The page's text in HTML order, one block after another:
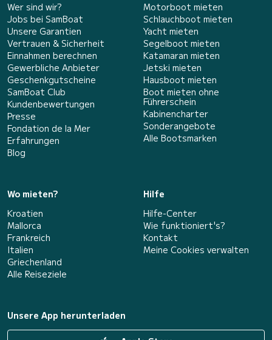
Wer sind wir?
Jobs bei SamBoat
Unsere Garantien
Vertrauen & Sicherheit
Einnahmen berechnen
Gewerbliche Anbieter
Geschenkgutscheine
SamBoat Club
Kundenbewertungen
Presse
Fondation de la Mer
Erfahrungen
Blog
Motorboot mieten
Schlauchboot mieten
Yacht mieten
Segelboot mieten
Katamaran mieten
Jetski mieten
Hausboot mieten
Boot mieten ohne
Führerschein
Kabinencharter
Sonderangebote
Alle Bootsmarken
Wo mieten?
Kroatien
Mallorca
Frankreich
Italien
Griechenland
Alle Reiseziele
Hilfe
Hilfe-Center
Wie funktioniert's?
Kontakt
Meine Cookies verwalten
Unsere App herunterladen